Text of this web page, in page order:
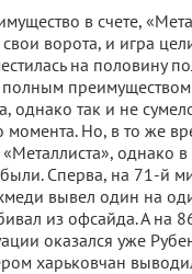
в счете,
ворота, и игра
на половину
преимуществом
однако так и не
момента. Но, в то же
однако
Сперва, на 71-й
вывел один на
из офсайда. А на
оказался уже
харьковчан